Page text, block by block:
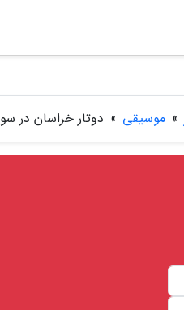
» موسیقی » دوتار خراسان در